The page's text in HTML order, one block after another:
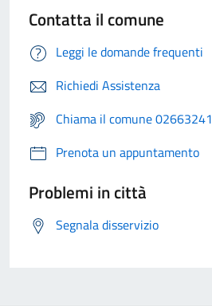
Contatta il comune
Leggi le domande frequenti
Richiedi Assistenza
Chiama il comune 02663241
Prenota un appuntamento
Problemi in città
Segnala disservizio